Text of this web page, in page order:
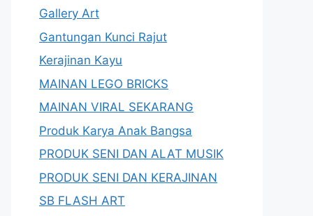
Gallery Art
Gantungan Kunci Rajut
Kerajinan Kayu
MAINAN LEGO BRICKS
MAINAN VIRAL SEKARANG
Produk Karya Anak Bangsa
PRODUK SENI DAN ALAT MUSIK
PRODUK SENI DAN KERAJINAN
SB FLASH ART